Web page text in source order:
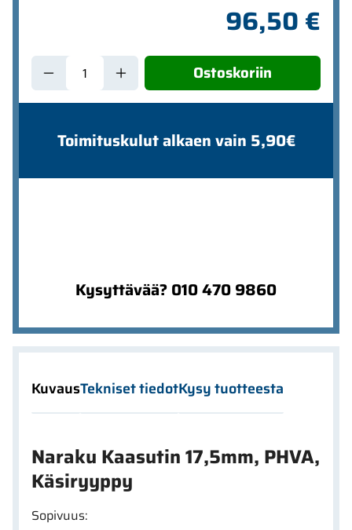
96,50 €
Ostoskoriin
Toimituskulut alkaen vain 5,90€
Kysyttävää? 010 470 9860
KuvausTekniset tiedotKysy tuotteesta
Naraku Kaasutin 17,5mm, PHVA,
Käsiryyppy
Sopivuus: